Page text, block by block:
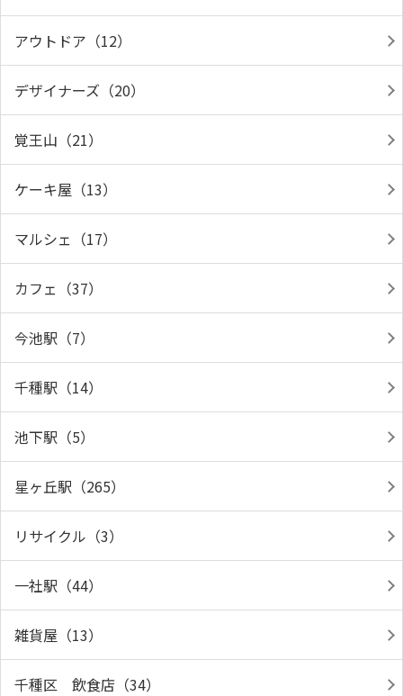
アウトドア（12）
デザイナーズ（20）
覚王山（21）
ケーキ屋（13）
マルシェ（17）
カフェ（37）
今池駅（7）
千種駅（14）
池下駅（5）
星ヶ丘駅（265）
リサイクル（3）
一社駅（44）
雑貨屋（13）
千種区 飲食店（34）